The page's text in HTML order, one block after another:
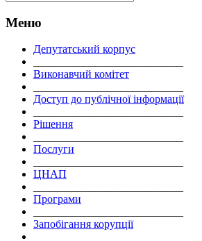
Меню
Депутатський корпус
Виконавчий комітет
Доступ до публічної інформації
Рішення
Послуги
ЦНАП
Програми
Запобігання корупції